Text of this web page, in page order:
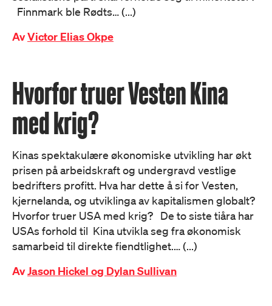
Finnmark ble Rødts… (...)
AvVictor Elias Okpe
Hvorfor truer Vesten Kina
med krig?
Kinas spektakulære økonomiske utvikling har økt
prisen på arbeidskraft og undergravd vestlige
bedrifters profitt. Hva har dette å si for Vesten,
kjernelanda, og utviklinga av kapitalismen globalt?
Hvorfor truer USA med krig? De to siste tiåra har
USAs forhold til Kina utvikla seg fra økonomisk
samarbeid til direkte fiendtlighet.… (...)
AvJason Hickel og Dylan Sullivan